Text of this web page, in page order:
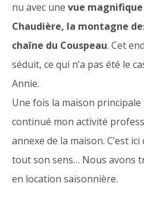
nu avec une vue magnifique
Chaudière, la montagne
chaîne du Couspeau. Cet
séduit, ce qui n’a pas été le
Annie.
Une fois la maison principale
continué mon activité
annexe de la maison. C’est
tout son sens… Nous avons
en location saisonnière.